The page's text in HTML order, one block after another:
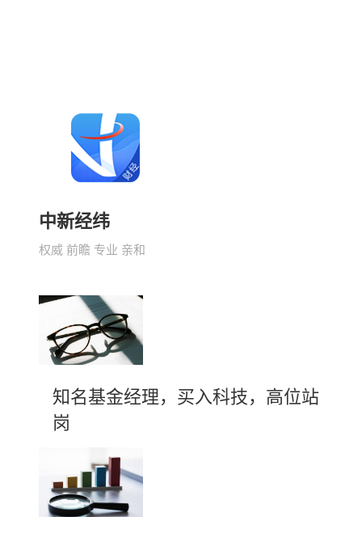
中新经纬
权威 前瞻 专业 亲和
知名基金经理，买入科技，高位站
岗